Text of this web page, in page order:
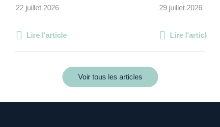
22 juillet 2026
Lire l'article
29 juillet 2026
Lire l'article
Voir tous les articles